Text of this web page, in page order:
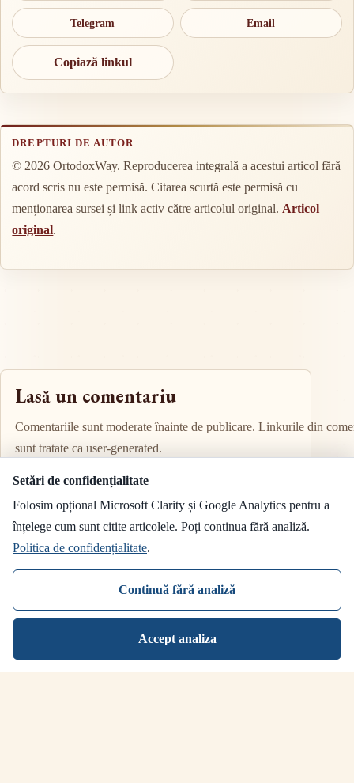
Telegram Email
Copiază linkul
DREPTURI DE AUTOR
© 2026 OrtodoxWay. Reproducerea integrală a acestui articol fără
acord scris nu este permisă. Citarea scurtă este permisă cu
menționarea sursei și link activ către articolul original. Articol
original.
Lasă un comentariu
Comentariile sunt moderate înainte de publicare. Linkurile din
sunt tratate ca user-generated.
Nume*
Adaugă un comentariu*
Setări de confidențialitate
Folosim opțional Microsoft Clarity și Google Analytics pentru a
înțelege cum sunt citite articolele. Poți continua fără analiză.
Politica de confidențialitate.
Continuă fără analiză
Accept analiza